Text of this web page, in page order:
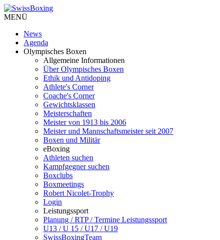
MENÜ
News
Agenda
Olympisches Boxen
Allgemeine Informationen
Über Olympisches Boxen
Ethik und Antidoping
Athlete's Corner
Coache's Corner
Gewichtsklassen
Meisterschaften
Meister von 1913 bis 2006
Meister und Mannschaftsmeister seit 2007
Boxen und Militär
eBoxing
Athleten suchen
Kampfgegner suchen
Boxclubs
Boxmeetings
Robert Nicolet-Trophy
Login
Leistungssport
Planung / RTP / Termine Leistungssport
U13 / U 15 / U17 / U19
SwissBoxingTeam